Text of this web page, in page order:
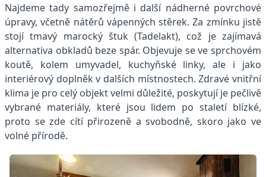
Najdeme tady samozřejmě i další nádherné povrchové
úpravy, včetně nátěrů vápenných stěrek. Za zmínku jistě
stojí tmavý marocký štuk (Tadelakt), což je zajímavá
alternativa obkladů beze spár. Objevuje se ve sprchovém
koutě, kolem umyvadel, kuchyňské linky, ale i jako
interiérový doplněk v dalších místnostech. Zdravé vnitřní
klima je pro celý objekt velmi důležité, poskytují je pečlivě
vybrané materiály, které jsou lidem po staletí blízké,
proto se zde cítí přirozeně a svobodně, skoro jako ve
volné přírodě.